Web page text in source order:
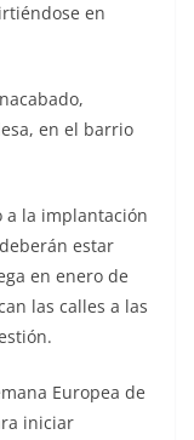
en
en el barrio
a la implantación
estar
en enero de
las calles a las
Europea de
iniciar